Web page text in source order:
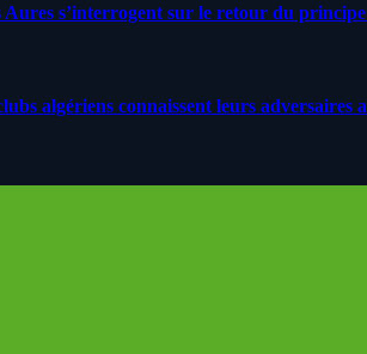
s’interrogent sur le retour du
algériens connaissent leurs adversaires